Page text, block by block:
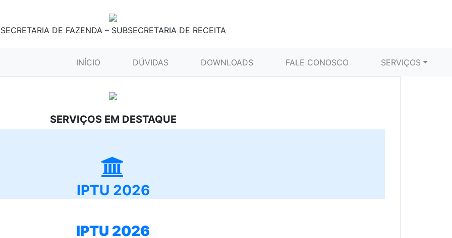
SECRETARIA DE FAZENDA – SUBSECRETARIA DE RECEITA
INÍCIO (CURRENT)DÚVIDAS DOWNLOADS FALE CONOSCO SERVIÇOS
SERVIÇOS EM DESTAQUE
IPTU 2026
IPTU 2026